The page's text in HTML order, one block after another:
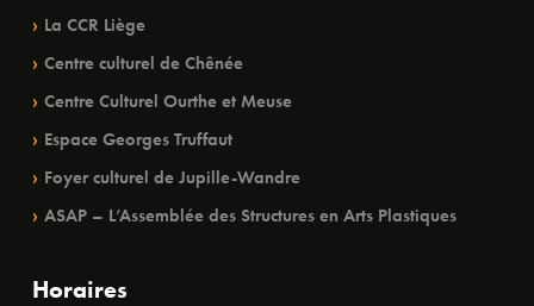
La CCR Liège
Centre culturel de Chênée
Centre Culturel Ourthe et Meuse
Espace Georges Truffaut
Foyer culturel de Jupille-Wandre
ASAP – L’Assemblée des Structures en Arts Plastiques
Horaires